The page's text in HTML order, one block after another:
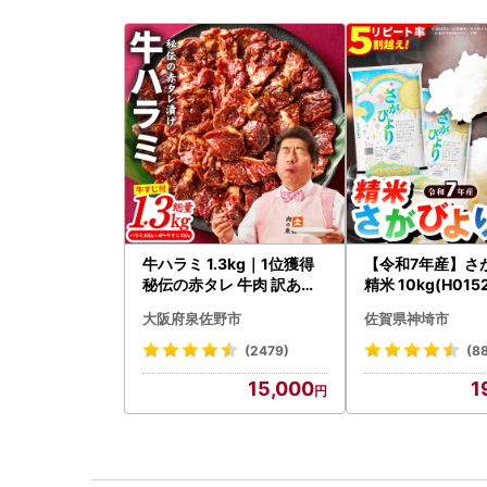
牛ハラミ 1.3kg｜1位獲得
秘伝の赤タレ 牛肉 訳あり
大阪府泉佐野市
(2479)
15,000
【令和7年産】
精米
佐賀県神埼市